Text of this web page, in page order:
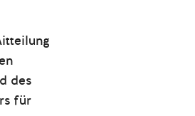
des
für